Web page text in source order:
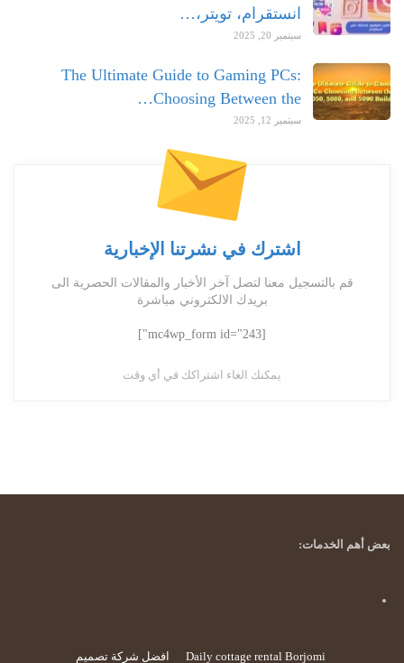
انستقرام، تويتر،…
سبتمبر 20, 2025
The Ultimate Guide to Gaming PCs:
Choosing Between the…
سبتمبر 12, 2025
اشترك في نشرتنا الإخبارية
قم بالتسجيل معنا لتصل آخر الأخبار والمقالات الحصرية الى
بريدك الالكتروني مباشرة
[mc4wp_form id="243"]
يمكنك الغاء اشتراكك في أي وقت
بعض أهم الخدمات:
Daily cottage rental Borjomi افضل شركة تصميم